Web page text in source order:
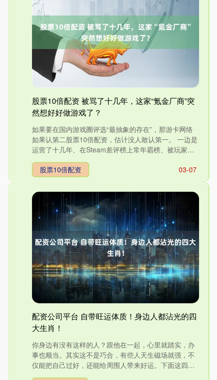
股票10倍配资 被骂了十几年，这家“氪金厂商”突
然想好好做游戏了？
如果要在国内游戏圈评选“最抽象的存在”，那游卡网络
如果认第二股票10倍配资，估计没人敢认第一。 一边是
运营了十几年、在Steam差评榜上常年霸榜、被玩家戏
称为“....
03-07
股票10倍配资
配资公司平台 自带旺运体质！身边人都沾光的四
大生肖！
你身边有没有这样的人？跟他在一起，心里就踏实，办
事也顺当。其实这不是巧合，有些人天生磁场就强，不
仅能把自己过好，还能给周围人带来好运。下面这四个